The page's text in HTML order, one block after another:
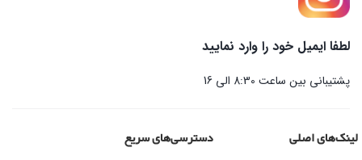
لطفا ایمیل خود را وارد نمایید
پشتیبانی بین ساعت 8:30 الی 16
لینک‌های اصلی دسترسی‌های سریع